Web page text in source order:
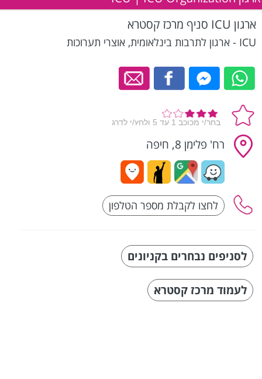
ארגון ICU סניף מרכז קסטרא
ICU - ארגון לתרבות בינלאומית, אוצרי תערוכות
רח' פלימן 8, חיפה
לסניפים נבחרים בקניונים
לעמוד מרכז קסטרא